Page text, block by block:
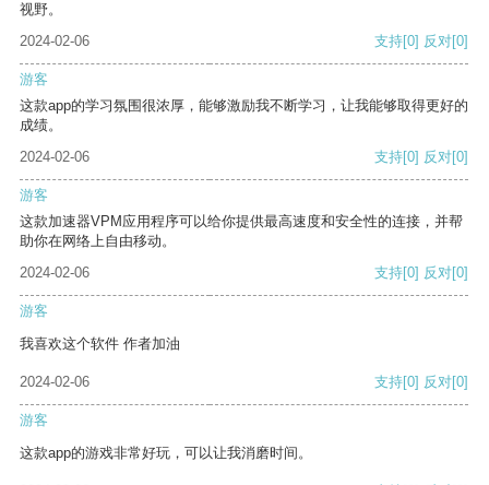
视野。
2024-02-06
支持[0] 反对[0]
游客
这款app的学习氛围很浓厚，能够激励我不断学习，让我能够取得更好的
成绩。
2024-02-06
支持[0] 反对[0]
游客
这款加速器VPM应用程序可以给你提供最高速度和安全性的连接，并帮
助你在网络上自由移动。
2024-02-06
支持[0] 反对[0]
游客
我喜欢这个软件 作者加油
2024-02-06 支持[0] 反对[0]
游客
这款app的游戏非常好玩，可以让我消磨时间。